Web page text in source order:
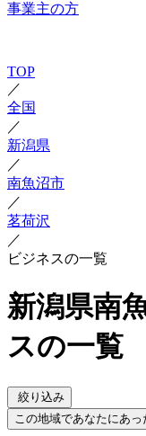
事業主の方
TOP
／
全国
／
新潟県
／
南魚沼市
／
茗荷沢
／
ビジネスの一覧
新潟県南
スの一覧
絞り込み
この地域であなたにあ